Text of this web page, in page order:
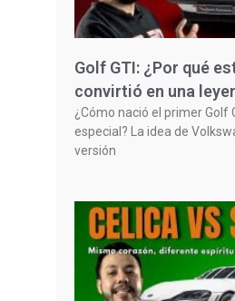
Golf GTI: ¿Por qué
convirtió en una
¿Cómo nació el primer Golf
especial? La idea de
versión